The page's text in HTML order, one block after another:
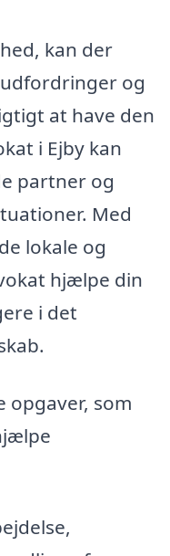
kan der
og
at have den
i Ejby kan
partner og
Med
lokale og
hjælpe din
i det
opgaver, som